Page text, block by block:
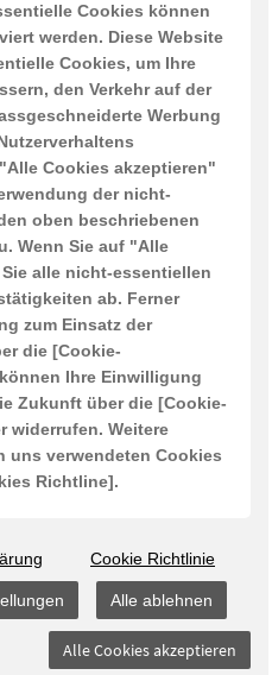
6. Juli – Samstag 11.
geschlossen ! Donnerstag 16.
Cookies können
werden. Diese Website
Cookies, um Ihre
den Verkehr auf der
Werbung
Cookies akzeptieren"
der nicht-
oben beschriebenen
Wenn Sie auf "Alle
alle nicht-essentiellen
ab. Ferner
zum Einsatz der
die [Cookie-
Ihre Einwilligung
Zukunft über die [Cookie-
widerrufen. Weitere
uns verwendeten Cookies
Richtline].
Cookie Richtlinie
Alle ablehnen
Alle Cookies akzeptieren